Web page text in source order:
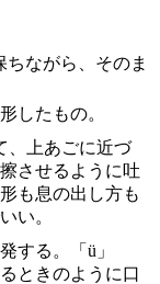
ちながら、そのま
したもの。
、上あごに近づ
させるように吐
も息の出し方も
い。
する。「ü」
ときのように口